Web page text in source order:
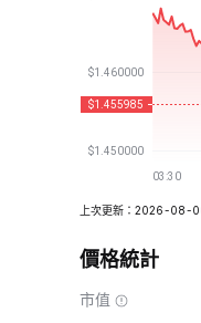
上次更新：2026-08-
價格統計
市值